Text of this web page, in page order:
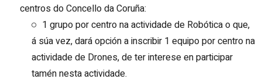
centros do Concello da Coruña:
1 grupo por centro na actividade de Robótica o que,
á súa vez, dará opción a inscribir 1 equipo por centro na
actividade de Drones, de ter interese en participar
tamén nesta actividade.